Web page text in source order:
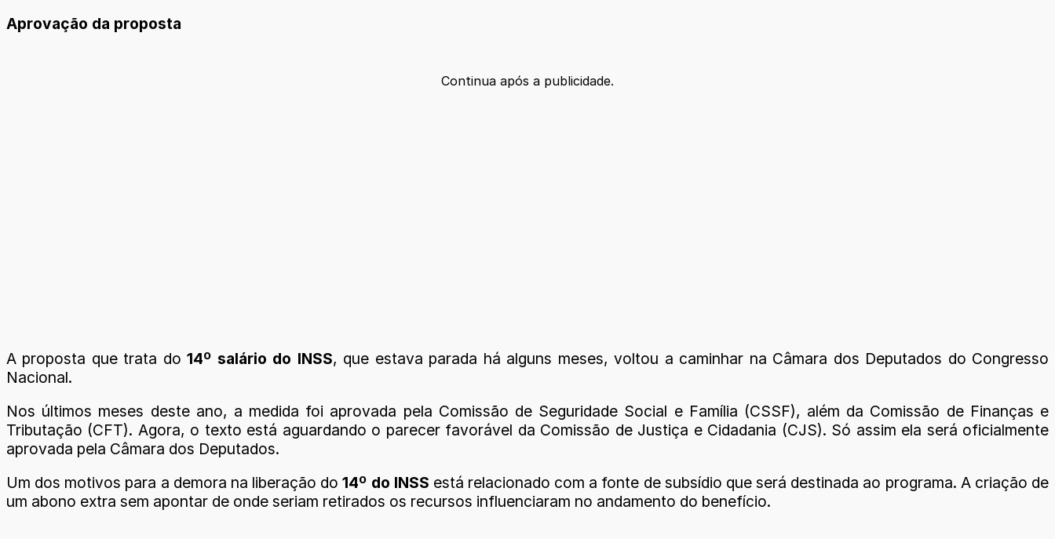
Aprovação da proposta
Continua após a publicidade.
A proposta que trata do14º salário do INSS, que estava parada há alguns meses, voltou a caminhar na Câmara dos Deputados do Congresso
Nacional.
Nos últimos meses deste ano, a medida foi aprovada pela Comissão de Seguridade Social e Família (CSSF), além da Comissão de Finanças e
Tributação (CFT). Agora, o texto está aguardando o parecer favorável da Comissão de Justiça e Cidadania (CJS). Só assim ela será oficialmente
aprovada pela Câmara dos Deputados.
Um dos motivos para a demora na liberação do14º do INSS está relacionado com a fonte de subsídio que será destinada ao programa. A criação de
um abono extra sem apontar de onde seriam retirados os recursos influenciaram no andamento do benefício.